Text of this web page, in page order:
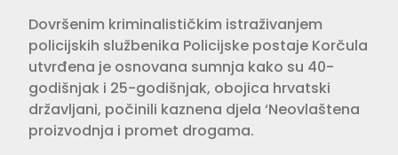
Dovršenim kriminalističkim istraživanjem
policijskih službenika Policijske postaje Korčula
utvrđena je osnovana sumnja kako su 40-
godišnjak i 25-godišnjak, obojica hrvatski
državljani, počinili kaznena djela ‘Neovlaštena
proizvodnja i promet drogama.